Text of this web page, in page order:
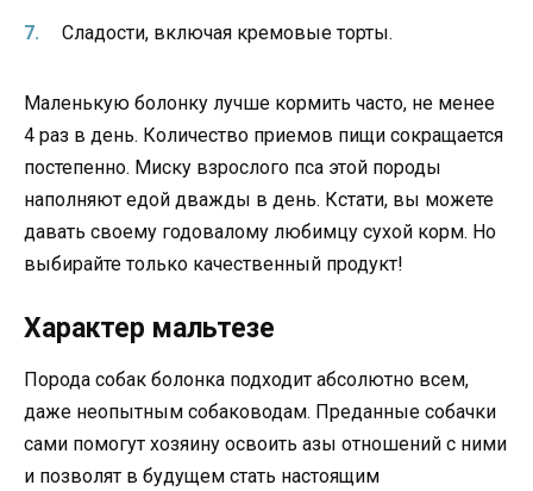
Сладости, включая кремовые торты.
Маленькую болонку лучше кормить часто, не менее
4 раз в день. Количество приемов пищи сокращается
постепенно. Миску взрослого пса этой породы
наполняют едой дважды в день. Кстати, вы можете
давать своему годовалому любимцу сухой корм. Но
выбирайте только качественный продукт!
Характер мальтезе
Порода собак болонка подходит абсолютно всем,
даже неопытным собаководам. Преданные собачки
сами помогут хозяину освоить азы отношений с ними
и позволят в будущем стать настоящим